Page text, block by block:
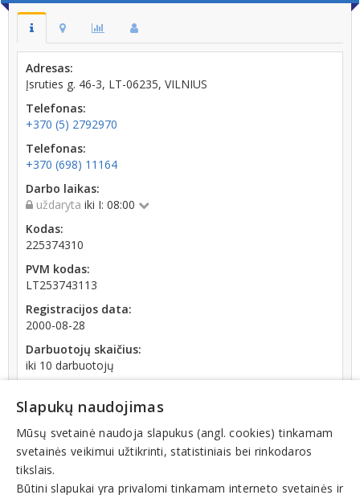
Adresas:
Įsruties g. 46-3, LT-06235, VILNIUS
Telefonas:
+370 (5) 2792970
Telefonas:
+370 (698) 11164
Darbo laikas:
uždaryta iki I: 08:00
Kodas:
225374310
PVM kodas:
LT253743113
Registracijos data:
2000-08-28
Darbuotojų skaičius:
iki 10 darbuotojų
18 347 €, pelnas po mokesčių 0,1 % (2025 m.)
Slapukų naudojimas
Mūsų svetainė naudoja slapukus (angl. cookies) tinkamam
svetainės veikimui užtikrinti, statistiniais bei rinkodaros
tikslais.
Būtini slapukai yra privalomi tinkamam interneto svetainės ir